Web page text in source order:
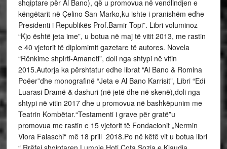
shqiptare për Al Bano), që u promovua në vendlindjen e
këngëtarit në Çelino San Marko,ku ishte i pranishëm edhe
Presidenti i Republikës Prof.Bamir Topi”. Libri voluminoz
“Kjo është jeta ime”, u botua në maj të vitit 2013, me rastin
e 40 vjetorit të diplomimit gazetare të autores. Novela
“Rënkime shpirti-Amaneti”, doli nga shtypi në vitin
2015.Autorja ka përshtatur edhe librat “Al Bano & Romina
Poëer”dhe monografinë “Jeta e Al Bano Karrisit”, Libri “Edi
Luarasi Dramë & dashuri (në jetë dhe në skenë),doli nga
shtypi në vitin 2017 dhe u promovua në bashkëpunim me
Teatrin Kombëtar.“Testamenti i grave për gratë”u
promovua me rastin e 15 vjetorit të Fondacionit „Nermin
Vlora Falaschi“ më 18 prill 2018.Po në këtë vit u botua libri